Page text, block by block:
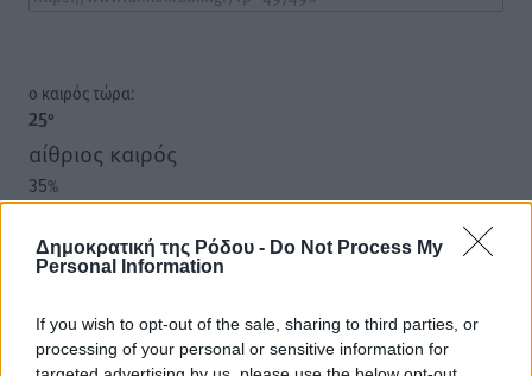
Δημοκρατική της Ρόδου - Do Not Process My
Personal Information
If you wish to opt-out of the sale, sharing to third parties, or
processing of your personal or sensitive information for
o καιρός τώρα:
25°
αίθριος καιρός
35%
Δ-ΝΔ
25°/26°
20:07
πρόγνωση: